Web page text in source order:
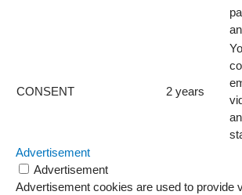
CONSENT 2 years
Advertisement
Advertisement
Advertisement cookies are used to provide